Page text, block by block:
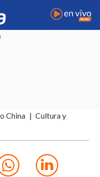
China
Cultura y